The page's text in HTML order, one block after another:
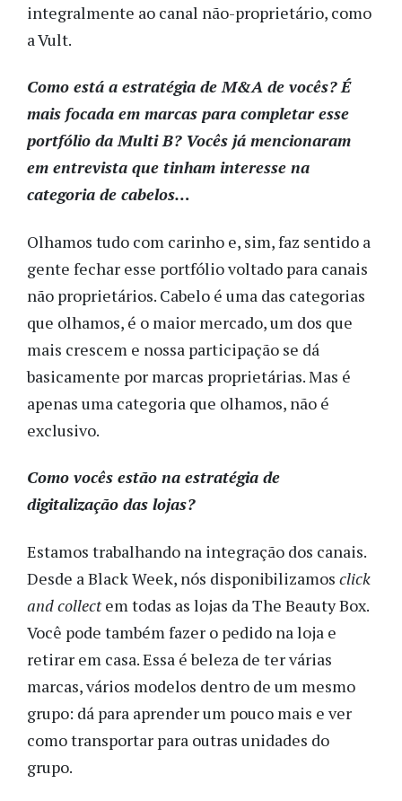
integralmente ao canal não-proprietário, como
a Vult.
Como está a estratégia de M&A de vocês? É
mais focada em marcas para completar esse
portfólio da Multi B? Vocês já mencionaram
em entrevista que tinham interesse na
categoria de cabelos…
Olhamos tudo com carinho e, sim, faz sentido a
gente fechar esse portfólio voltado para canais
não proprietários. Cabelo é uma das categorias
que olhamos, é o maior mercado, um dos que
mais crescem e nossa participação se dá
basicamente por marcas proprietárias. Mas é
apenas uma categoria que olhamos, não é
exclusivo.
Como vocês estão na estratégia de
digitalização das lojas?
Estamos trabalhando na integração dos canais.
Desde a Black Week, nós disponibilizamos click
and collectem todas as lojas da The Beauty Box.
Você pode também fazer o pedido na loja e
retirar em casa. Essa é beleza de ter várias
marcas, vários modelos dentro de um mesmo
grupo: dá para aprender um pouco mais e ver
como transportar para outras unidades do
grupo.